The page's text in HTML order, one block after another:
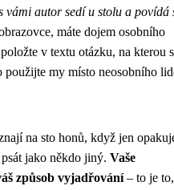
vámi autor sedí u stolu a povídá
máte dojem osobního
v textu otázku, na kterou
použijte my místo neosobního
na sto honů, když jen
jako někdo jiný. Vaše
způsob vyjadřování– to je